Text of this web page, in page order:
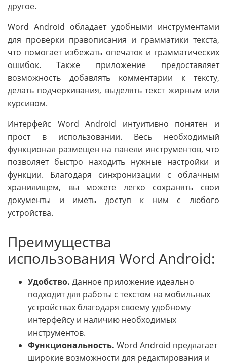
другое.
Word Android обладает удобными инструментами
для проверки правописания и грамматики текста,
что помогает избежать опечаток и грамматических
ошибок. Также приложение предоставляет
возможность добавлять комментарии к тексту,
делать подчеркивания, выделять текст жирным или
курсивом.
Интерфейс Word Android интуитивно понятен и
прост в использовании. Весь необходимый
функционал размещен на панели инструментов, что
позволяет быстро находить нужные настройки и
функции. Благодаря синхронизации с облачным
хранилищем, вы можете легко сохранять свои
документы и иметь доступ к ним с любого
устройства.
Преимущества
использования Word Android:
Удобство. Данное приложение идеально
подходит для работы с текстом на мобильных
устройствах благодаря своему удобному
интерфейсу и наличию необходимых
инструментов.
Функциональность. Word Android предлагает
широкие возможности для редактирования и